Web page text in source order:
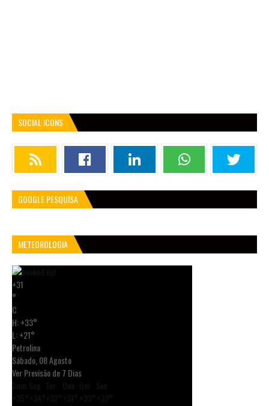
SOCIAL ICONS
GOOGLE PESQUISA
METEOROLOGIA
+31
°
C
H:+33°
L:+21°
Petrolina
Sábado, 08 Agosto
Ver Previsão de 7 Dias